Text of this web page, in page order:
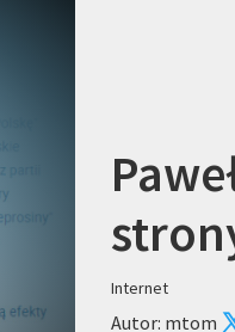
Internet
Autor: mtom